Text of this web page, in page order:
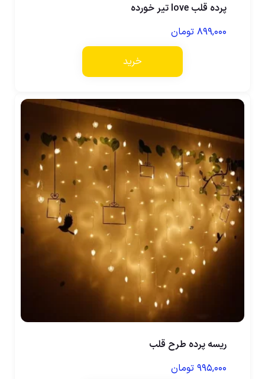
پرده قلب love تیر خورده
۸۹۹,۰۰۰ تومان
خرید
ریسه پرده طرح قلب
۹۹۵,۰۰۰ تومان